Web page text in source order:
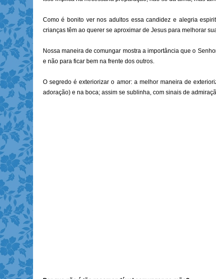
Como é bonito ver nos adultos essa candidez e alegria
crianças têm ao querer se aproximar de Jesus para melhorar
Nossa maneira de comungar mostra a importância que o
e não para ficar bem na frente dos outros.
O segredo é exteriorizar o amor: a melhor maneira de
adoração) e na boca; assim se sublinha, com sinais de